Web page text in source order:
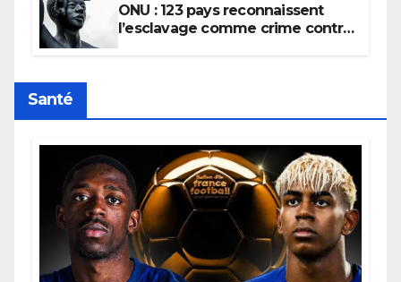
ONU : 123 pays reconnaissent
l’esclavage comme crime contre
Santé